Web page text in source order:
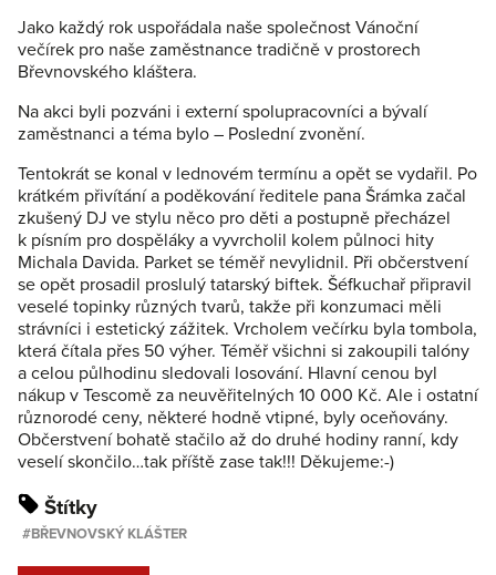
Jako každý rok uspořádala naše společnost Vánoční
večírek pro naše zaměstnance tradičně v prostorech
Břevnovského kláštera.
Na akci byli pozváni i externí spolupracovníci a bývalí
zaměstnanci a téma bylo – Poslední zvonění.
Tentokrát se konal v lednovém termínu a opět se vydařil. Po
krátkém přivítání a poděkování ředitele pana Šrámka začal
zkušený DJ ve stylu něco pro děti a postupně přecházel
k písním pro dospěláky a vyvrcholil kolem půlnoci hity
Michala Davida. Parket se téměř nevylidnil. Při občerstvení
se opět prosadil proslulý tatarský biftek. Šéfkuchař připravil
veselé topinky různých tvarů, takže při konzumaci měli
strávníci i estetický zážitek. Vrcholem večírku byla tombola,
která čítala přes 50 výher. Téměř všichni si zakoupili talóny
a celou půlhodinu sledovali losování. Hlavní cenou byl
nákup v Tescomě za neuvěřitelných 10 000 Kč. Ale i ostatní
různorodé ceny, některé hodně vtipné, byly oceňovány.
Občerstvení bohatě stačilo až do druhé hodiny ranní, kdy
veselí skončilo…tak příště zase tak!!! Děkujeme:-)
Štítky
BŘEVNOVSKÝ KLÁŠTER